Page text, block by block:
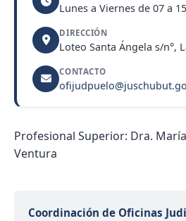
Lunes a Viernes de 07 a
DIRECCIÓN
Loteo Santa Ángela s/n°,
CONTACTO
Profesional Superior: Dra.
Ventura
Coordinación de Oficinas